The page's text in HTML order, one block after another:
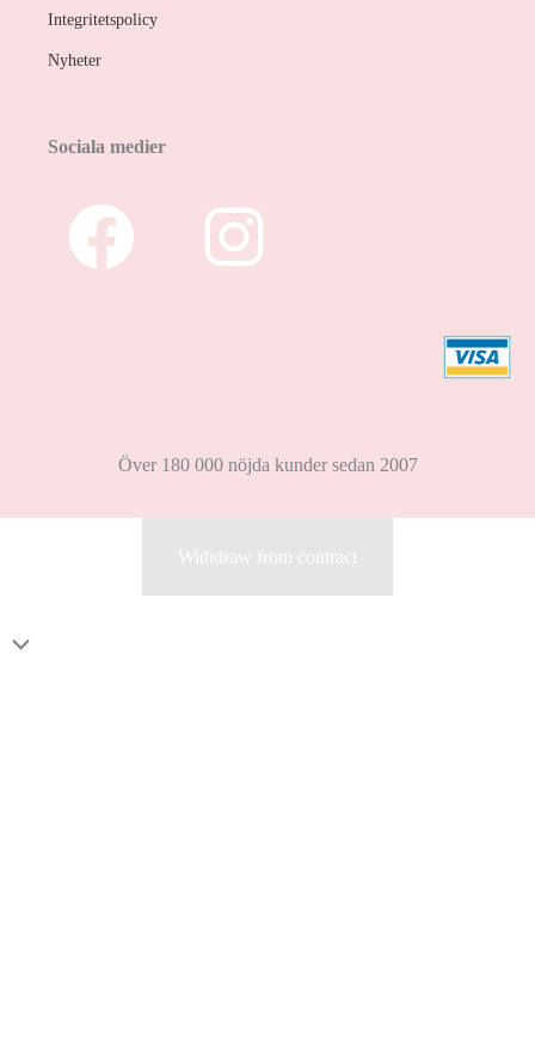
Integritetspolicy
Nyheter
Sociala medier
Över 180 000 nöjda kunder sedan 2007
Withdraw from contract